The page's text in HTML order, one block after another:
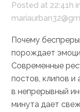
Posted at 22:41h
Почему
порождает
Современные
постов, клипов и
в непрерывный
минута дает